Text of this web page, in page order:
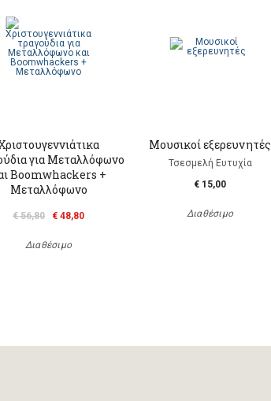
για Μεταλλόφωνο
Boomwhackers +
Μεταλλόφωνο
€ 56,80 € 48,80
Διαθέσιμο
Μουσικοί εξερευνητές
Τσεσμελή Ευτυχία
€ 15,00
Διαθέσιμο